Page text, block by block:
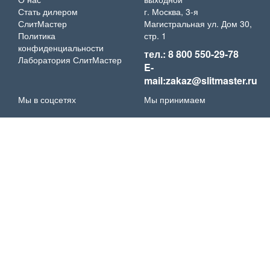
Стать дилером
СлитМастер
Политика
конфиденциальности
Лаборатория СлитМастер
г. Москва, 3-я
Магистральная ул. Дом 30,
стр. 1
тел.: 8 800 550-29-78
E-
mail:zakaz@slitmaster.ru
Мы в соцсетях Мы принимаем